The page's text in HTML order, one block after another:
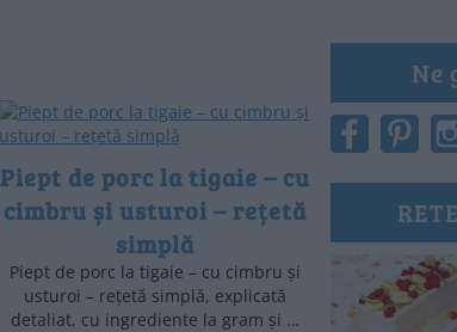
Piept de porc la tigaie – cu
cimbru și usturoi – rețetă
simplă
Piept de porc la tigaie – cu cimbru și
usturoi – rețetă simplă, explicată
detaliat, cu ingrediente la gram și …
Ne